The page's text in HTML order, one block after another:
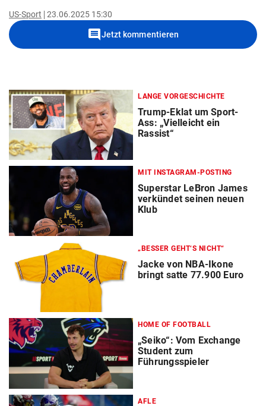
US-Sport 23.06.2025 15:30
commentJetzt kommentieren
LANGE VORGESCHICHTE
Trump-Eklat um Sport-
Ass: „Vielleicht ein
Rassist“
MIT INSTAGRAM-POSTING
Superstar LeBron James
verkündet seinen neuen
Klub
„BESSER GEHT‘S NICHT“
Jacke von NBA-Ikone
bringt satte 77.900 Euro
HOME OF FOOTBALL
„Seiko“: Vom Exchange
Student zum
Führungsspieler
AFLE